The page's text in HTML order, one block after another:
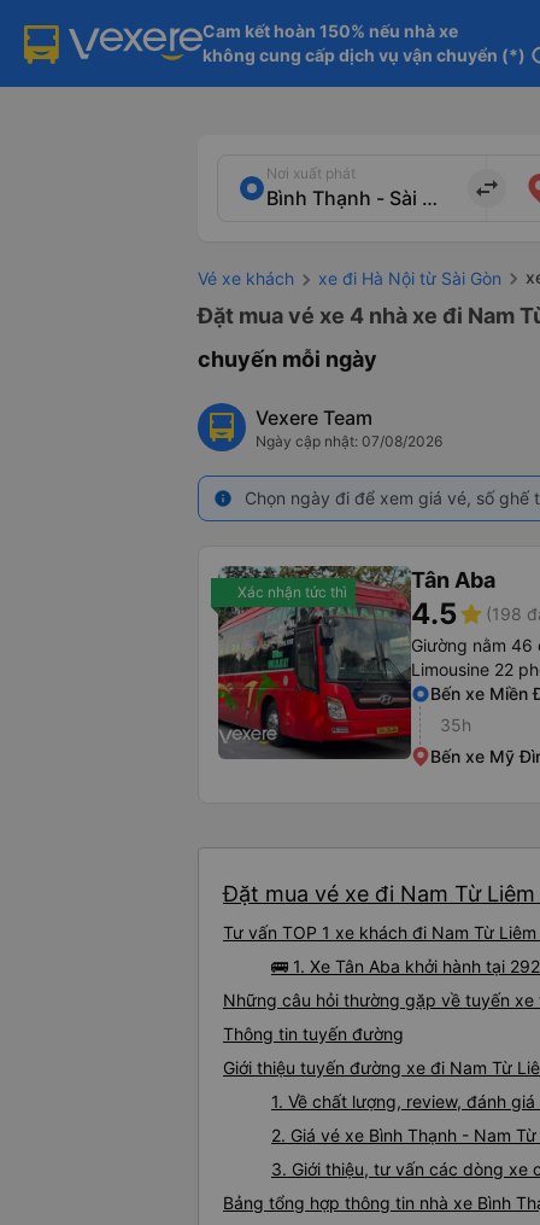
Cam kết hoàn 150% nếu nhà xe
không cung cấp dịch vụ vận chuyển (*)
Nơi xuất phát
import_export
Vé xe khách xe đi Hà Nội từ Sài Gòn
Đặt mua vé xe 4 nhà xe đi Nam
chuyến mỗi ngày
Vexere Team
Ngày cập nhật: 07/08/2026
info Chọn ngày đi để xem giá vé, số
Xác nhận tức thì Tân Aba
4.5star (198
Giường nằm 46
Limousine 22
Bến xe Miền
35h
Bến xe Mỹ
Đặt mua vé xe đi Nam Từ
Tư vấn TOP 1 xe khách đi Nam Từ
🚌 1. Xe Tân Aba khởi hành tại
Những câu hỏi thường gặp về tuyến xe
Thông tin tuyến đường
Giới thiệu tuyến đường xe đi Nam Từ
1. Về chất lượng, review, đánh
2. Giá vé xe Bình Thạnh - Nam Từ
3. Giới thiệu, tư vấn các dòng xe
Bảng tổng hợp thông tin nhà xe Bình